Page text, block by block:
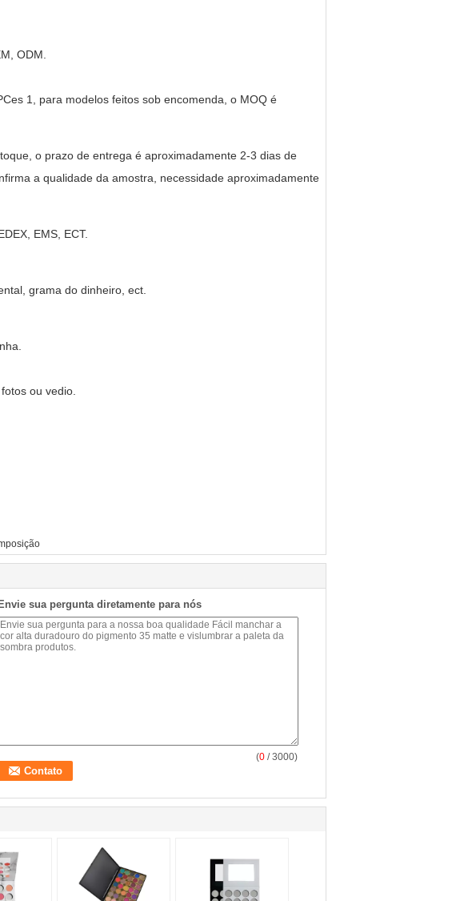
ODM.
1, para modelos feitos sob encomenda, o MOQ é
o prazo de entrega é aproximadamente 2-3 dias de
a qualidade da amostra, necessidade aproximadamente
EMS, ECT.
grama do dinheiro, ect.
ou vedio.
Envie sua pergunta diretamente para nós
(0 / 3000)